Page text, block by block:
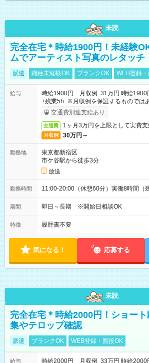
未読
完全在宅＊時給1900円！未経験
ムでアーティスト写真のレタッチ
派遣 職種未経験OK ブランクOK WEB登録
給与
時給1900円 月収例 31万円 時給1900
+残業5h ※月収例を保証するものでは
取りサービス利用可（利用条件有）
交通費別途支給あり
交通費 1ヶ月3万円を上限として実費
月収例 30万円～
勤務地
東京都新宿区
市ケ谷駅から徒歩3分
放送
勤務時間 11:00-20:00（休憩60分）実働8時間（
期間 即日～長期 ※開始日相談OK
特徴 履歴書不要
気になる！ 応募する
未読
完全在宅＊時給2000円！ショー
集やテロップ確認
派遣 ブランクOK WEB登録・面接OK
給与 時給2000円 月収例 33万円 時給2000